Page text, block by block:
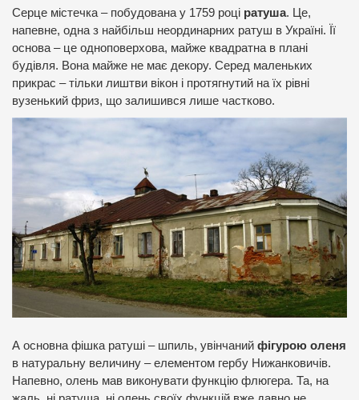
Серце містечка – побудована у 1759 році ратуша. Це,
напевне, одна з найбільш неординарних ратуш в Україні. Її
основа – це одноповерхова, майже квадратна в плані
будівля. Вона майже не має декору. Серед маленьких
прикрас – тільки лиштви вікон і протягнутий на їх рівні
вузенький фриз, що залишився лише частково.
А основна фішка ратуші – шпиль, увінчаний фігурою оленя
в натуральну величину – елементом гербу Нижанковичів.
Напевно, олень мав виконувати функцію флюгера. Та, на